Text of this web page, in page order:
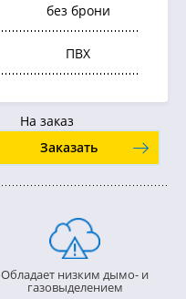
без брони
ПВХ
На заказ
Заказать
Обладает низким дымо- и
газовыделением